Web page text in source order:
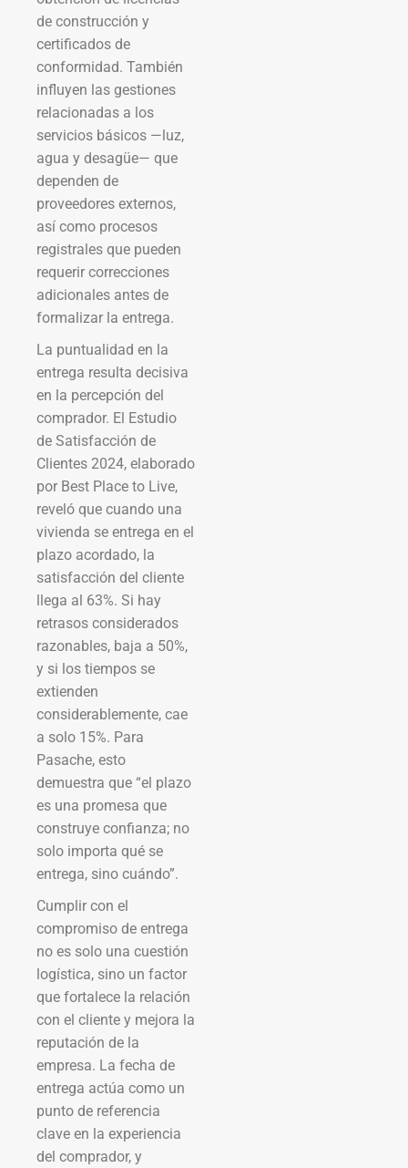
de construcción y
certificados de
conformidad. También
influyen las gestiones
relacionadas a los
servicios básicos —luz,
agua y desagüe— que
dependen de
proveedores externos,
así como procesos
registrales que pueden
requerir correcciones
adicionales antes de
formalizar la entrega.
La puntualidad en la
entrega resulta decisiva
en la percepción del
comprador. El Estudio
de Satisfacción de
Clientes 2024, elaborado
por Best Place to Live,
reveló que cuando una
vivienda se entrega en el
plazo acordado, la
satisfacción del cliente
llega al 63%. Si hay
retrasos considerados
razonables, baja a 50%,
y si los tiempos se
extienden
considerablemente, cae
a solo 15%. Para
Pasache, esto
demuestra que “el plazo
es una promesa que
construye confianza; no
solo importa qué se
entrega, sino cuándo”.
Cumplir con el
compromiso de entrega
no es solo una cuestión
logística, sino un factor
que fortalece la relación
con el cliente y mejora la
reputación de la
empresa. La fecha de
entrega actúa como un
punto de referencia
clave en la experiencia
del comprador, y